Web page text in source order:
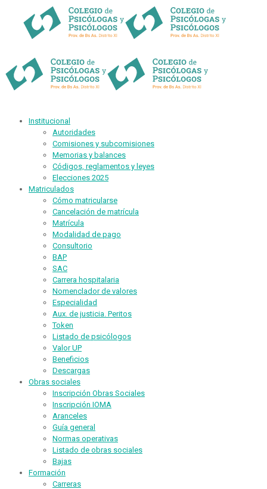
Institucional
Autoridades
Comisiones y subcomisiones
Memorias y balances
Códigos, reglamentos y leyes
Elecciones 2025
Matriculados
Cómo matricularse
Cancelación de matrícula
Matrícula
Modalidad de pago
Consultorio
BAP
SAC
Carrera hospitalaria
Nomenclador de valores
Especialidad
Aux. de justicia. Peritos
Token
Listado de psicólogos
Valor UP
Beneficios
Descargas
Obras sociales
Inscripción Obras Sociales
Inscripción IOMA
Aranceles
Guía general
Normas operativas
Listado de obras sociales
Bajas
Formación
Carreras